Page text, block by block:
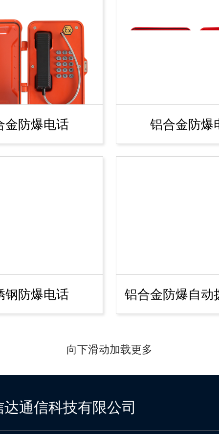
金防爆电话 铝合金防爆
钢防爆电话 铝合金防爆自动
向下滑动加载更多
通信科技有限公司